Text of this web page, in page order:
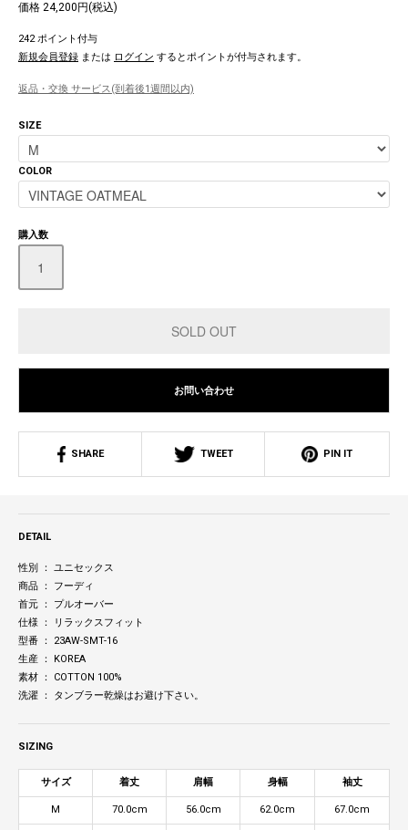
価格 24,200円(税込)
242 ポイント付与
新規会員登録 または ログイン するとポイントが付与されます。
返品・交換 サービス(到着後1週間以内)
SIZE
COLOR
購入数
お問い合わせ
SHARE TWEET PIN IT
DETAIL
性別 ： ユニセックス
商品 ： フーディ
首元 ： プルオーバー
仕様 ： リラックスフィット
型番 ： 23AW-SMT-16
生産 ： KOREA
素材 ： COTTON 100%
洗濯 ： タンブラー乾燥はお避け下さい。
SIZING
サイズ 着丈 肩幅 身幅 袖丈
M 70.0cm 56.0cm 62.0cm 67.0cm